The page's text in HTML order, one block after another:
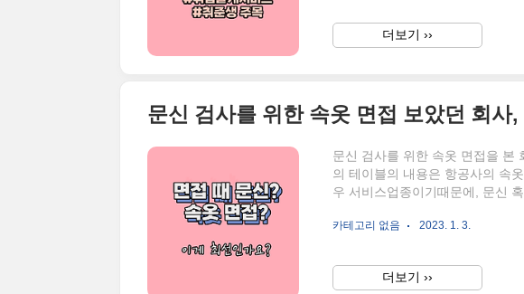
이용하시면 됩니다. 취업준비생
개"라는 서비스인데요. 취업날개
더보기 ››
문신 검사를 위한 속옷 면접 보았던 회사
문신 검사를 위한 속옷 면접을 본
의 테이블의 내용은 항공사의 속
우 서비스업종이기때문에, 문신
벗은 자신의 모습을 보며 '동물원
었으며, 2023년까지 아무런 논란
데요. 우리나라에서는 탈의를 하
카테고리 없음 2023. 1. 3.
더보기 ››